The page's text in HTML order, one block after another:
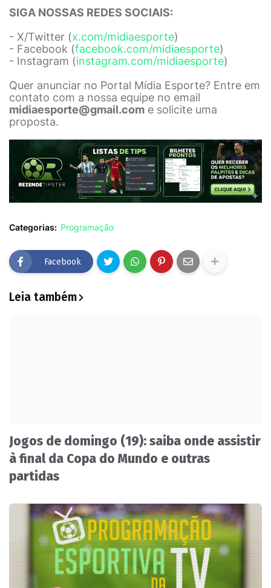
SIGA NOSSAS REDES SOCIAIS:
- X/Twitter (x.com/midiaesporte)
- Facebook (facebook.com/midiaesporte)
- Instagram (instagram.com/midiaesporte)
Quer anunciar no Portal Mídia Esporte? Entre em
contato com a nossa equipe no email
midiaesporte@gmail.com e solicite uma
proposta.
Categorias: Programação
Facebook
Leia também
Jogos de domingo (19): saiba onde assistir
à final da Copa do Mundo e outras
partidas